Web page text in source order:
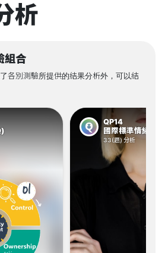
析
組合
各別測驗所提供的結果分析外，可以結
QP14
國際標準情緒智
33(題) 分析